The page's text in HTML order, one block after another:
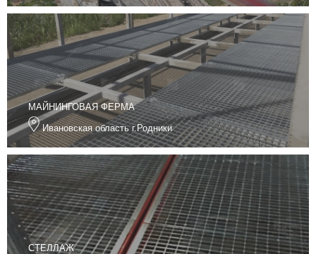
МАЙНИНГОВАЯ ФЕРМА
Ивановская область г.Родники
СТЕЛЛАЖ